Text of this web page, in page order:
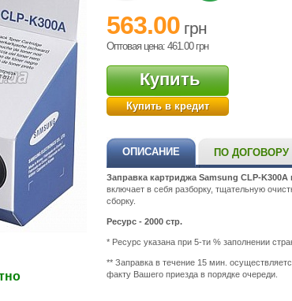
563.00 грн
Оптовая цена: 461.00 грн
Купить
Купить в кредит
ОПИСАНИЕ ПО ДОГОВОРУ
Заправка картриджа Samsung CLP-
включает в себя разборку, тщательную
сборку.
Ресурс - 2000 стр.
* Ресурс указана при 5-ти % заполнении
** Заправка в течение 15 мин.
факту Вашего приезда в порядке очереди.